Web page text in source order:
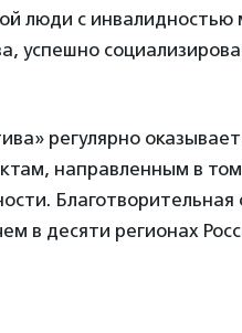
люди с
успешно
регулярно
направленным в
в десяти регионах